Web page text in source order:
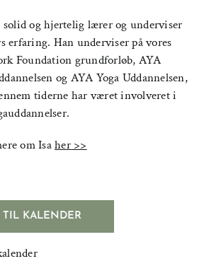
solid og hjertelig lærer og underviser
erfaring. Han underviser på vores
Foundation grundforløb, AYA
og AYA Yoga Uddannelsen,
tiderne har været involveret i
om Isaher >>
TIL KALENDER